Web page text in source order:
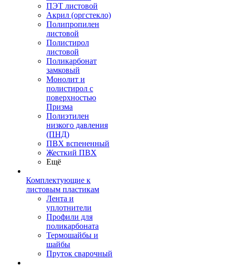
ПЭТ листовой
Акрил (оргстекло)
Полипропилен
листовой
Полистирол
листовой
Поликарбонат
замковый
Монолит и
полистирол с
поверхностью
Призма
Полиэтилен
низкого давления
(ПНД)
ПВХ вспененный
Жесткий ПВХ
Ещё
Комплектующие к
листовым пластикам
Лента и
уплотнители
Профили для
поликарбоната
Термошайбы и
шайбы
Пруток сварочный